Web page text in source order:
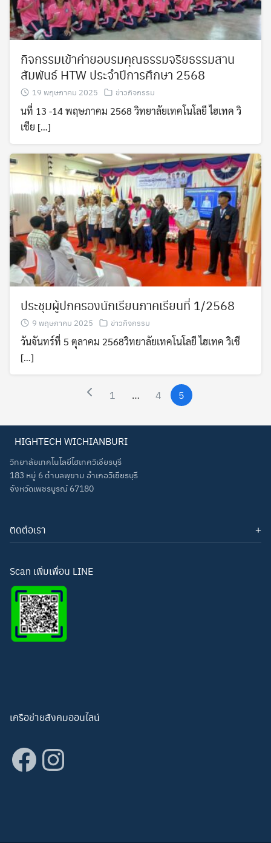
กิจกรรมเข้าค่ายอบรมคุณธรรมจริยธรรมสาน
สัมพันธ์ HTW ประจำปีการศึกษา 2568
19 พฤษภาคม 2025 ข่าวกิจกรรม
นที่ 13 -14 พฤษภาคม 2568 วิทยาลัยเทคโนโลยี ไฮเทค วิ
เชีย […]
ประชุมผู้ปกครองนักเรียนภาคเรียนที่ 1/2568
9 พฤษภาคม 2025 ข่าวกิจกรรม
วันจันทร์ที่ 5 ตุลาคม 2568วิทยาลัยเทคโนโลยี ไฮเทค วิเชี
[…]
1 … 4 5
HIGHTECH WICHIANBURI
วิทยาลัยเทคโนโลยีไฮเทควิเชียรบุรี
183 หมู่ 6 ตำบลพุขาม อำเภอวิเชียรบุรี
จังหวัดเพชรบูรณ์ 67180
ติดต่อเรา
โทรศัพท์: 093-3277343
อีเมล: hightechwichian@gmail.com
Scan เพิ่มเพื่อน LINE
เครือข่ายสังคมออนไลน์
Facebook
Instagram